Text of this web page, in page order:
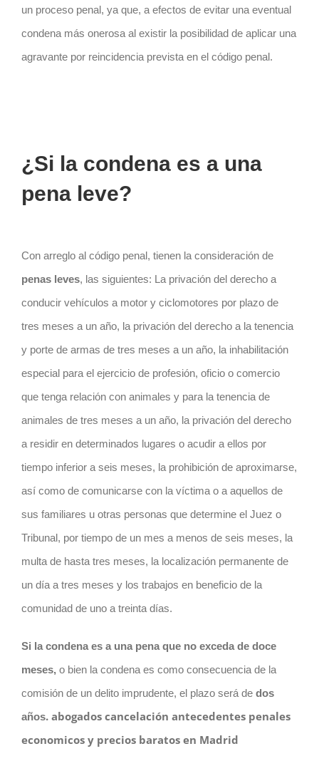
un proceso penal, ya que, a efectos de evitar una eventual
condena más onerosa al existir la posibilidad de aplicar una
agravante por reincidencia prevista en el código penal.
¿Si la condena es a una
pena leve?
Con arreglo al código penal, tienen la consideración de
penas leves, las siguientes: La privación del derecho a
conducir vehículos a motor y ciclomotores por plazo de
tres meses a un año, la privación del derecho a la tenencia
y porte de armas de tres meses a un año, la inhabilitación
especial para el ejercicio de profesión, oficio o comercio
que tenga relación con animales y para la tenencia de
animales de tres meses a un año, la privación del derecho
a residir en determinados lugares o acudir a ellos por
tiempo inferior a seis meses, la prohibición de aproximarse,
así como de comunicarse con la víctima o a aquellos de
sus familiares u otras personas que determine el Juez o
Tribunal, por tiempo de un mes a menos de seis meses, la
multa de hasta tres meses, la localización permanente de
un día a tres meses y los trabajos en beneficio de la
comunidad de uno a treinta días.
Si la condena es a una pena que no exceda de doce
meses,o bien la condena es como consecuencia de la
comisión de un delito imprudente, el plazo será de dos
años. abogados cancelación antecedentes penales
economicos y precios baratos en Madrid